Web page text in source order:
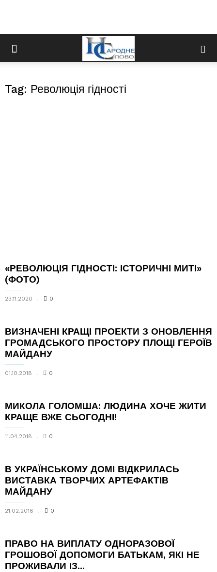
Tag: Революція гідності
«РЕВОЛЮЦІЯ ГІДНОСТІ: ІСТОРИЧНІ МИТІ»
(ФОТО)
23.11.2020 0
ВИЗНАЧЕНІ КРАЩІ ПРОЕКТИ З ОНОВЛЕННЯ
ГРОМАДСЬКОГО ПРОСТОРУ ПЛОЩІ ГЕРОЇВ
МАЙДАНУ
01.10.2018 0
МИКОЛА ГОЛОМША: ЛЮДИНА ХОЧЕ ЖИТИ
КРАЩЕ ВЖЕ СЬОГОДНІ!
11.04.2018 0
В УКРАЇНСЬКОМУ ДОМІ ВІДКРИЛАСЬ
ВИСТАВКА ТВОРЧИХ АРТЕФАКТІВ
МАЙДАНУ
21.02.2018 0
ПРАВО НА ВИПЛАТУ ОДНОРАЗОВОЇ
ГРОШОВОЇ ДОПОМОГИ БАТЬКАМ, ЯКІ НЕ
ПРОЖИВАЛИ ІЗ...